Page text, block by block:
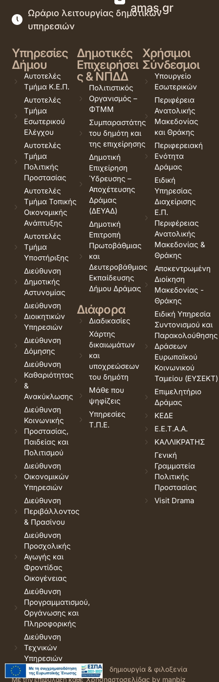
amas.gr
Ωράριο λειτουργίας δημοτικών
υπηρεσιών
Υπηρεσίες
Δήμου
Αυτοτελές
Τμήμα Κ.Ε.Π.
Αυτοτελές
Τμήμα
Εσωτερικού
Ελέγχου
Αυτοτελές
Τμήμα
Πολιτικής
Προστασίας
Αυτοτελές
Τμήμα Τοπικής
Οικονομικής
Ανάπτυξης
Αυτοτελές
Τμήμα
Υποστήριξης
Διεύθυνση
Δημοτικής
Αστυνομίας
Διεύθυνση
Διοικητικών
Υπηρεσιών
Διεύθυνση
Δόμησης
Διεύθυνση
Καθαριότητας
&
Ανακύκλωσης
Διεύθυνση
Κοινωνικής
Προστασίας,
Παιδείας και
Πολιτισμού
Διεύθυνση
Οικονομικών
Υπηρεσιών
Διεύθυνση
Περιβάλλοντος
& Πρασίνου
Διεύθυνση
Προσχολικής
Αγωγής και
Φροντίδας
Οικογένειας
Διεύθυνση
Προγραμματισμού,
Οργάνωσης και
Πληροφορικής
Διεύθυνση
Τεχνικών
Υπηρεσιών
Δημοτικές
Επιχειρήσει
ς & ΝΠΔΔ
Πολιτιστικός
Οργανισμός –
ΦΤΜΜ
Συμπαραστάτης
του δημότη και
της επιχείρησης
Δημοτική
Επιχείρηση
Ύδρευσης –
Αποχέτευσης
Δράμας
(ΔΕΥΑΔ)
Δημοτική
Επιτροπή
Πρωτοβάθμιας
και
Δευτεροβάθμιας
Εκπαίδευσης
Δήμου Δράμας
Διάφορα
Διαδικασίες
Χάρτης
δικαιωμάτων
και
υποχρεώσεων
του δημότη
Μάθε που
ψηφίζεις
Υπηρεσίες
Τ.Π.Ε.
Χρήσιμοι
Σύνδεσμοι
Υπουργείο
Εσωτερικών
Περιφέρεια
Ανατολικής
Μακεδονίας
και Θράκης
Περιφερειακή
Ενότητα
Δράμας
Ειδική
Υπηρεσίας
Διαχείρισης
Ε.Π.
Περιφέρειας
Ανατολικής
Μακεδονίας &
Θράκης
Αποκεντρωμένη
Διοίκηση
Μακεδονίας -
Θράκης
Ειδική Υπηρεσία
Συντονισμού και
Παρακολούθησης
Δράσεων
Ευρωπαϊκού
Κοινωνικού
Ταμείου (ΕΥΣΕΚΤ)
Επιμελητήριο
Δράμας
ΚΕΔΕ
Ε.Ε.Τ.Α.Α.
ΚΑΛΛΙΚΡΑΤΗΣ
Γενική
Γραμματεία
Πολιτικής
Προστασίας
Visit Drama
© 2026 Δήμος Δράμας.
Με την επιφύλαξη κάθε
Όροι
Χρήσης
δημιουργία & φιλοξενία
ιστοσελίδας by manbiz